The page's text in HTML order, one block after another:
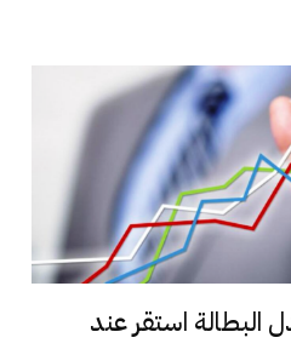
البطالة استقر عند